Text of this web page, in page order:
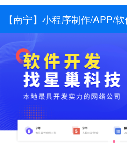
【南宁】小程序制作/APP/